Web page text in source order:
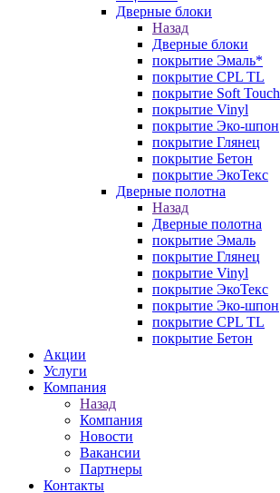
Дверные блоки
Назад
Дверные блоки
покрытие Эмаль*
покрытие CPL TL
покрытие Soft Touch
покрытие Vinyl
покрытие Эко-шпон
покрытие Глянец
покрытие Бетон
покрытие ЭкоТекс
Дверные полотна
Назад
Дверные полотна
покрытие Эмаль
покрытие Глянец
покрытие Vinyl
покрытие ЭкоТекс
покрытие Эко-шпон
покрытие CPL TL
покрытие Бетон
Акции
Услуги
Компания
Назад
Компания
Новости
Вакансии
Партнеры
Контакты